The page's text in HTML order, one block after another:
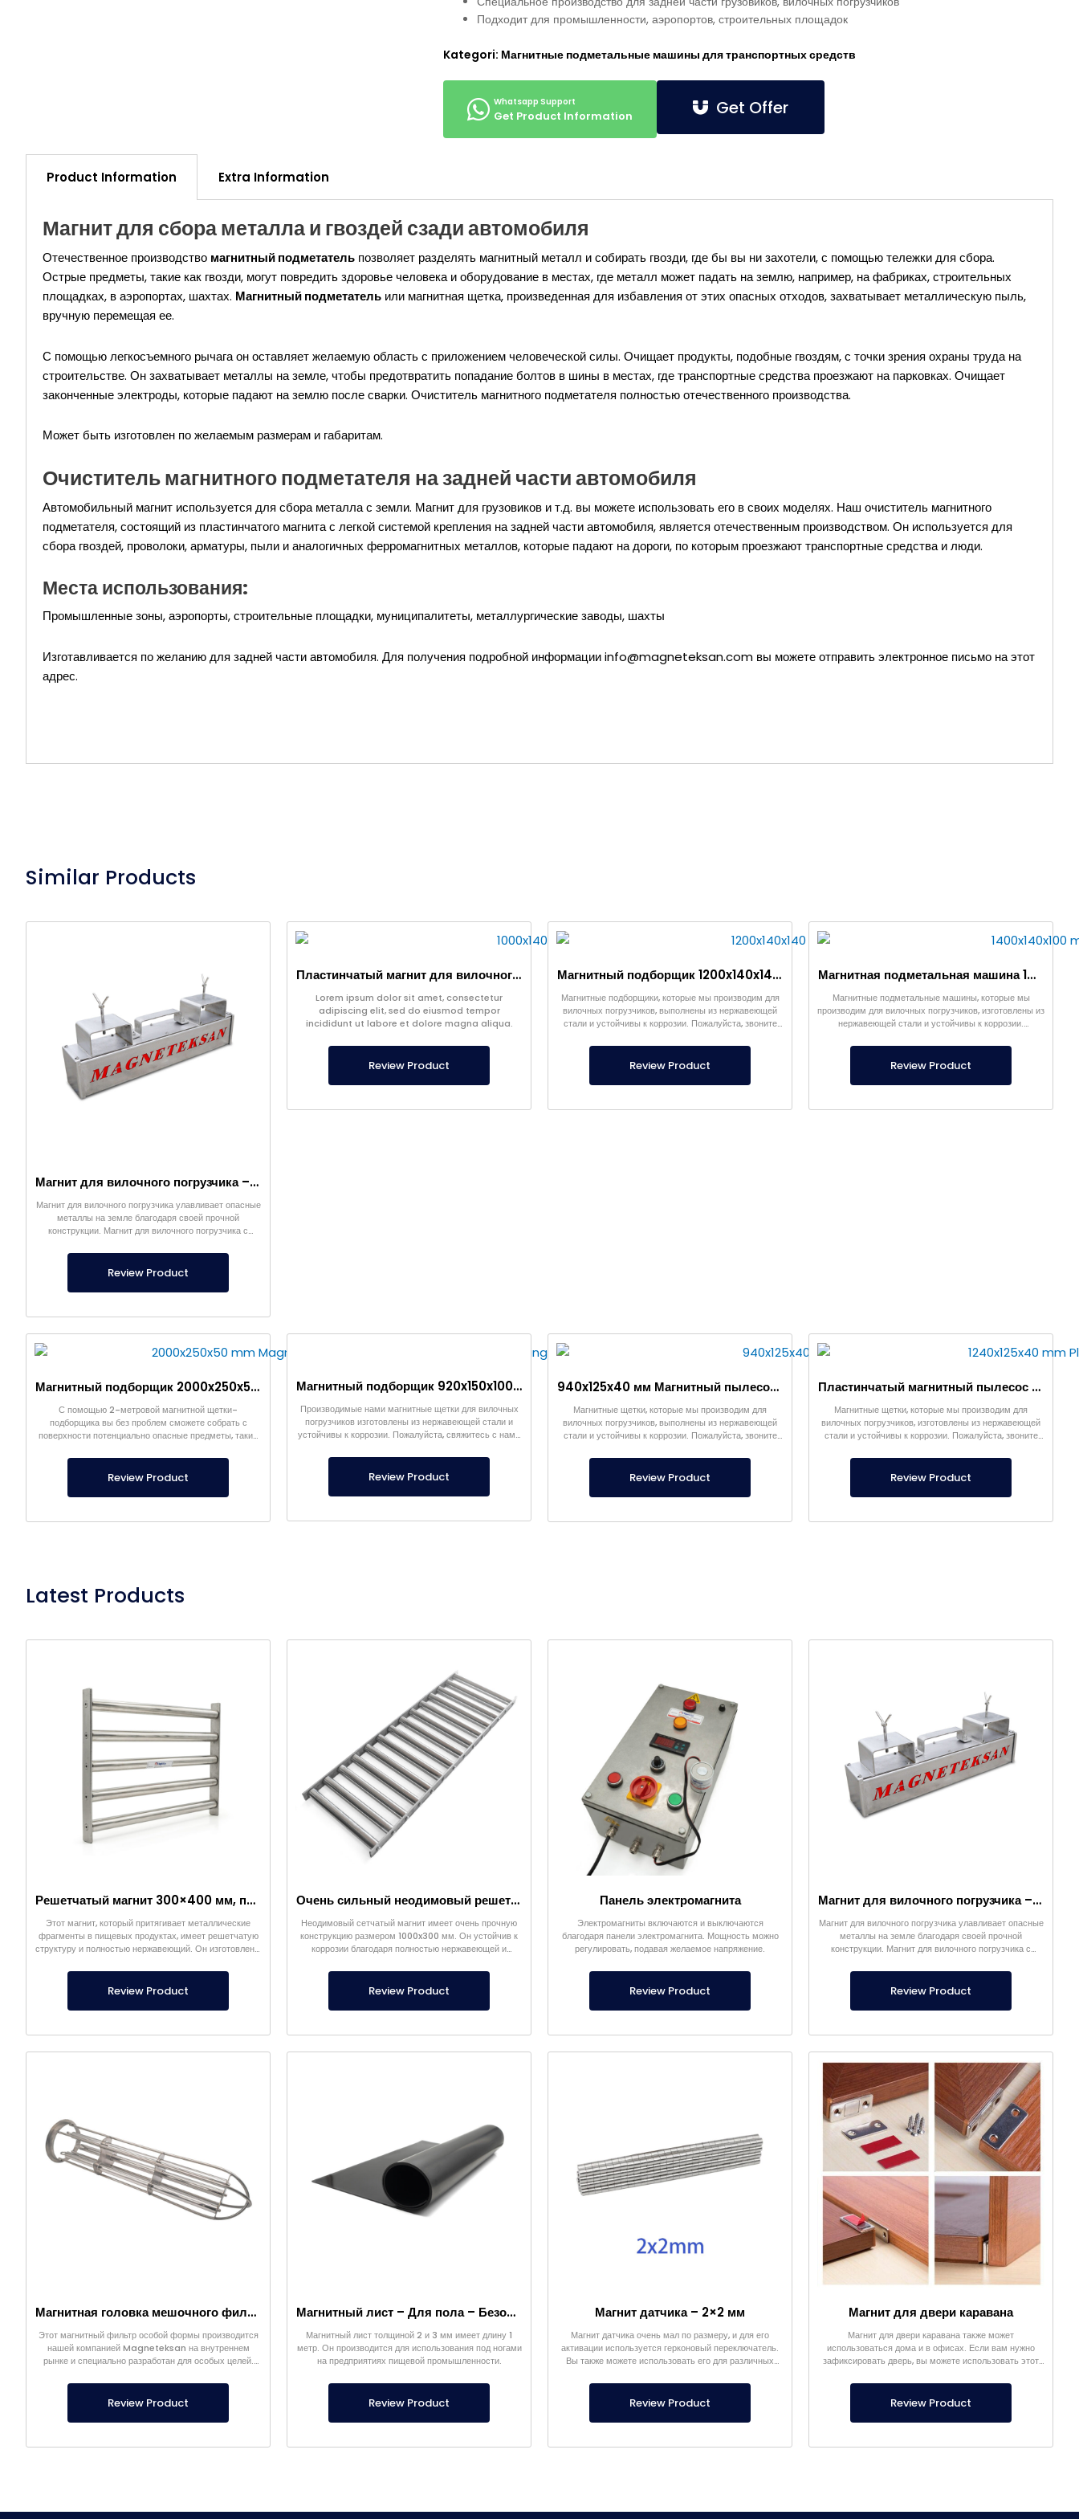
Подходит для промышленности, аэропортов, строительных площадок
Kategori: Магнитные подметальные машины для транспортных средств
Get Product Information Get Offer
Product Information Extra Information
Магнит для сбора металла и гвоздей сзади автомобиля
Отечественное производство магнитный подметатель позволяет разделять магнитный металл и собирать гвозди, где бы вы ни захотели, с помощью тележки для сбора.
Острые предметы, такие как гвозди, могут повредить здоровье человека и оборудование в местах, где металл может падать на землю, например, на фабриках, строительных
площадках, в аэропортах, шахтах. Магнитный подметатель или магнитная щетка, произведенная для избавления от этих опасных отходов, захватывает металлическую пыль,
вручную перемещая ее.
С помощью легкосъемного рычага он оставляет желаемую область с приложением человеческой силы. Очищает продукты, подобные гвоздям, с точки зрения охраны труда на
строительстве. Он захватывает металлы на земле, чтобы предотвратить попадание болтов в шины в местах, где транспортные средства проезжают на парковках. Очищает
законченные электроды, которые падают на землю после сварки. Очиститель магнитного подметателя полностью отечественного производства.
Может быть изготовлен по желаемым размерам и габаритам.
Очиститель магнитного подметателя на задней части автомобиля
Автомобильный магнит используется для сбора металла с земли. Магнит для грузовиков и т.д. вы можете использовать его в своих моделях. Наш очиститель магнитного
подметателя, состоящий из пластинчатого магнита с легкой системой крепления на задней части автомобиля, является отечественным производством. Он используется для
сбора гвоздей, проволоки, арматуры, пыли и аналогичных ферромагнитных металлов, которые падают на дороги, по которым проезжают транспортные средства и люди.
Места использования:
Промышленные зоны, аэропорты, строительные площадки, муниципалитеты, металлургические заводы, шахты
Изготавливается по желанию для задней части автомобиля. Для получения подробной информацииinfo@magneteksan.com вы можете отправить электронное письмо на этот
адрес.
Similar Products
Магнит для вилочного погрузчика – Полностью из нержавеющей стали – Эффективное расстояние 10 см – Легкое высвобождение с ручкой
Магнит для вилочного погрузчика улавливает опасные
металлы на земле благодаря своей прочной
конструкции. Магнит для вилочного погрузчика с
нашей собственной продукцией.
Review Product
Пластинчатый магнит для вилочного погрузчика 1000x140x120 мм
Lorem ipsum dolor sit amet, consectetur
adipiscing elit, sed do eiusmod tempor
incididunt ut labore et dolore magna aliqua.
Review Product
Магнитный подборщик 1200x140x140 мм для вилочного погрузчика
Магнитные подборщики, которые мы производим для
вилочных погрузчиков, выполнены из нержавеющей
стали и устойчивы к коррозии. Пожалуйста, звоните
погрузчика.
Review Product
Магнитная подметальная машина 1400x140x100 мм для вилочного погрузчика
Магнитные подметальные машины, которые мы
производим для вилочных погрузчиков, изготовлены из
нержавеющей стали и устойчивы к коррозии.
вилочного погрузчика специального производства.
Review Product
Магнитный подборщик 2000x250x50 мм для уборки взлетно-посадочных полос аэропортов
С помощью 2-метровой магнитной щетки-
подборщика вы без проблем сможете собрать с
поверхности потенциально опасные предметы, такие
Review Product
Магнитный подборщик 920x150x100 мм для вилочного погрузчика
Производимые нами магнитные щетки для вилочных
погрузчиков изготовлены из нержавеющей стали и
устойчивы к коррозии. Пожалуйста, свяжитесь с нами
специального производства.
Review Product
940x125x40 мм Магнитный пылесос – Пластинчатый тип
Магнитные щетки, которые мы производим для
вилочных погрузчиков, выполнены из нержавеющей
стали и устойчивы к коррозии. Пожалуйста, звоните
специального производства.
Review Product
Пластинчатый магнитный пылесос 1240x125x40 мм
Магнитные щетки, которые мы производим для
вилочных погрузчиков, изготовлены из нержавеющей
стали и устойчивы к коррозии. Пожалуйста, звоните
специальному производству.
Review Product
Latest Products
Решетчатый магнит 300×400 мм, притягивающий металлы в пищевых продуктах
Этот магнит, который притягивает металлические
фрагменты в пищевых продуктах, имеет решетчатую
структуру и полностью нержавеющий. Он изготовлен в
Review Product
Очень сильный неодимовый решетчатый магнит 1000×300 мм
Неодимовый сетчатый магнит имеет очень прочную
конструкцию размером 1000x300 мм. Он устойчив к
коррозии благодаря полностью нержавеющей и
Review Product
Панель электромагнита
Электромагниты включаются и выключаются
благодаря панели электромагнита. Мощность можно
регулировать, подавая желаемое напряжение.
Review Product
Магнит для вилочного погрузчика – Полностью из нержавеющей стали – Эффективное расстояние 10 см – Легкое высвобождение с ручкой
Магнит для вилочного погрузчика улавливает опасные
металлы на земле благодаря своей прочной
конструкции. Магнит для вилочного погрузчика с
нашей собственной продукцией.
Review Product
Магнитная головка мешочного фильтра
Этот магнитный фильтр особой формы производится
нашей компанией Magneteksan на внутреннем
рынке и специально разработан для особых целей.
Review Product
Магнитный лист – Для пола – Безопасный для пищевых продуктов
Магнитный лист толщиной 2 и 3 мм имеет длину 1
метр. Он производится для использования под ногами
на предприятиях пищевой промышленности.
Review Product
Магнит датчика – 2×2 мм
Магнит датчика очень мал по размеру, и для его
активации используется герконовый переключатель.
Вы также можете использовать его для различных
Review Product
Магнит для двери каравана
Магнит для двери каравана также может
использоваться дома и в офисах. Если вам нужно
зафиксировать дверь, вы можете использовать этот
Review Product